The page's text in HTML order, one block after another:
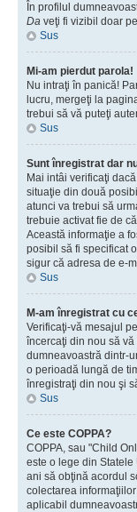
În profilul
Da veţi fi vizibil doar
Sus
Mi-am pierdut parola!
Nu intraţi în panică!
lucru, mergeţi la
trebui să vă puteţi
Sus
Sunt înregistrat dar
Mai intâi verificaţi
situaţie din două
atunci va trebui să
trebuie activat fie de
Această informaţie a
posibil să fi specificat
sigur că adresa de e-
Sus
M-am înregistrat cu
Verificaţi-vă mesajul
încercaţi din nou să
dumneavoastră dintr-
o perioadă lungă de
înregistraţi din nou şi
Sus
Ce este COPPA?
COPPA, sau "Child
este o lege din
ani să obţină acordul
colectarea
aplicabil